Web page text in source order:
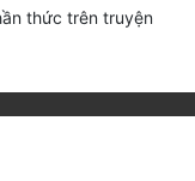
thức trên truyện